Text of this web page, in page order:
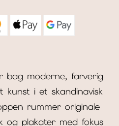
bag moderne, farverig
kunst i et skandinavisk
rummer originale
og plakater med fokus